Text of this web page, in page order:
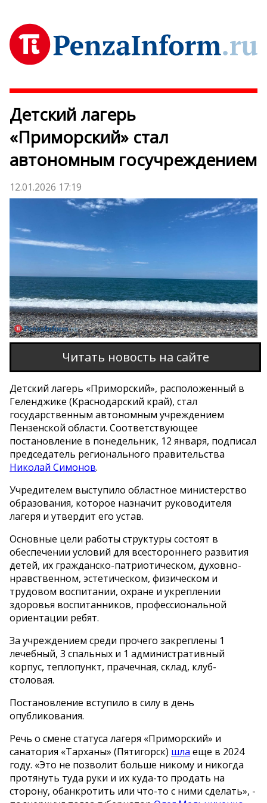
Детский лагерь
«Приморский» стал
автономным госучреждением
12.01.2026 17:19
Читать новость на сайте
Детский лагерь «Приморский», расположенный в
Геленджике (Краснодарский край), стал
государственным автономным учреждением
Пензенской области. Соответствующее
постановление в понедельник, 12 января, подписал
председатель регионального правительства
Николай Симонов.
Учредителем выступило областное министерство
образования, которое назначит руководителя
лагеря и утвердит его устав.
Основные цели работы структуры состоят в
обеспечении условий для всестороннего развития
детей, их гражданско-патриотическом, духовно-
нравственном, эстетическом, физическом и
трудовом воспитании, охране и укреплении
здоровья воспитанников, профессиональной
ориентации ребят.
За учреждением среди прочего закреплены 1
лечебный, 3 спальных и 1 административный
корпус, теплопункт, прачечная, склад, клуб-
столовая.
Постановление вступило в силу в день
опубликования.
Речь о смене статуса лагеря «Приморский» и
санатория «Тарханы» (Пятигорск) шла еще в 2024
году. «Это не позволит больше никому и никогда
протянуть туда руки и их куда-то продать на
сторону, обанкротить или что-то с ними сделать», -